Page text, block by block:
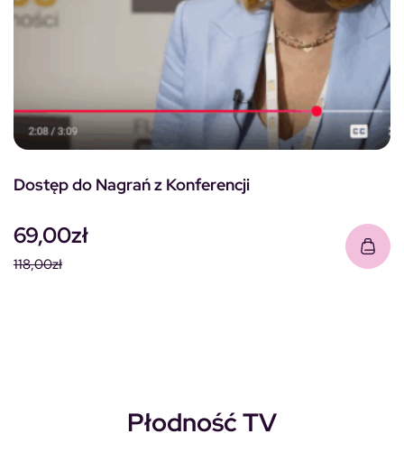
Dostęp do Nagrań z Konferencji
118,00zł
69,00zł
Płodność TV